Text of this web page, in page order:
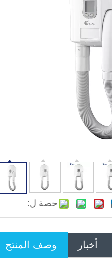
حصة ل:
وصف المنتج أخبار